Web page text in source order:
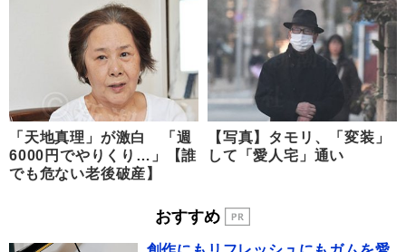
「天地真理」が激白 「週
6000円でやりくり…」【誰
でも危ない老後破産】
【写真】タモリ、「変装」
して「愛人宅」通い
おすすめ